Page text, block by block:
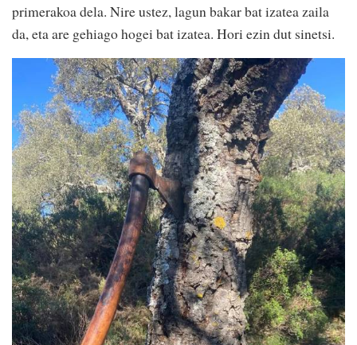
primerakoa dela. Nire ustez, lagun bakar bat izatea zaila
da, eta are gehiago hogei bat izatea. Hori ezin dut sinetsi.